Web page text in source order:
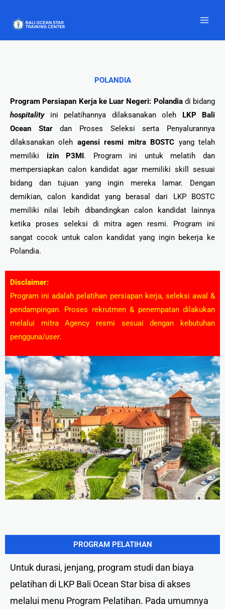
konten
POLANDIA
Program Persiapan Kerja ke Luar Negeri: Polandiadi bidang
hospitality
ini pelatihannya dilaksanakan oleh LKP Bali
Ocean Stardan Proses Seleksi serta Penyalurannya
dilaksanakan oleh agensi resmi mitra BOSTC yang telah
memiliki izin P3MI. Program ini untuk melatih dan
mempersiapkan calon kandidat agar memiliki skill sesuai
bidang dan tujuan yang ingin mereka lamar. Dengan
demikian, calon kandidat yang berasal dari LKP BOSTC
memiliki nilai lebih dibandingkan calon kandidat lainnya
ketika proses seleksi di mitra agen resmi. Program ini
sangat cocok untuk calon kandidat yang ingin bekerja ke
Polandia.
Disclaimer:
Program ini adalah pelatihan persiapan kerja, seleksi awal &
pendampingan. Proses rekrutmen & penempatan dilakukan
melalui mitra Agency resmi sesuai dengan kebutuhan
pengguna/user.
PROGRAM PELATIHAN
Untuk durasi, jenjang, program studi dan biaya
pelatihan di LKP Bali Ocean Star bisa di akses
melalui menu Program Pelatihan. Pada umumnya